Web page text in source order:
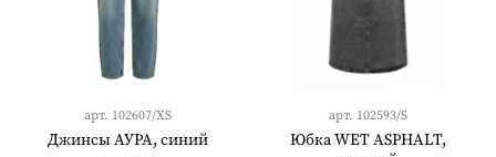
арт. 102607/XS
Джинсы АУРА, синий
арт. 102593/S
Юбка WET ASPHALT,